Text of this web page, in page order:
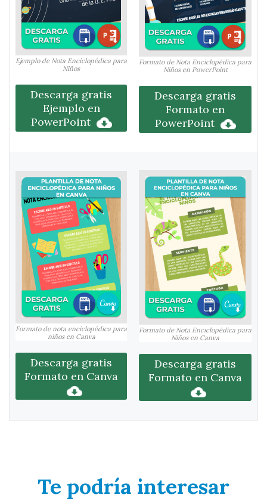
Ejemplo de Nota Enciclopédica para
Niños
Descarga gratis
Ejemplo en
PowerPoint
Formato de Nota Enciclopédica para
Niños en PowerPoint
Descarga gratis
Formato en
PowerPoint
Formato de nota enciclopédica para
niños en Canva
Descarga gratis
Formato en Canva
Formato de Nota Enciclopédica para
Niños en Canva
Descarga gratis
Formato en Canva
Te podría interesar